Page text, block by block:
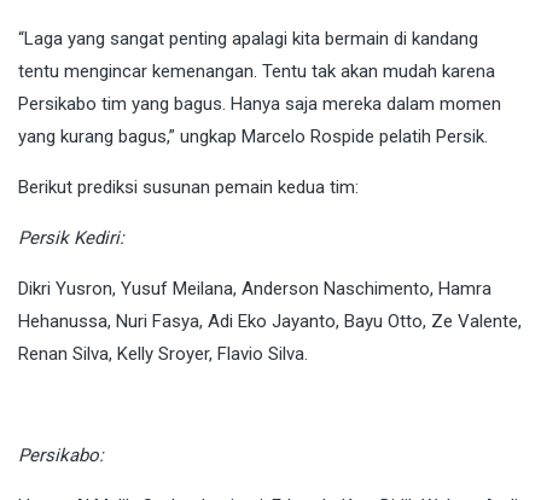
“Laga yang sangat penting apalagi kita bermain di kandang
tentu mengincar kemenangan. Tentu tak akan mudah karena
Persikabo tim yang bagus. Hanya saja mereka dalam momen
yang kurang bagus,” ungkap Marcelo Rospide pelatih Persik.
Berikut prediksi susunan pemain kedua tim:
Persik Kediri:
Dikri Yusron, Yusuf Meilana, Anderson Naschimento, Hamra
Hehanussa, Nuri Fasya, Adi Eko Jayanto, Bayu Otto, Ze Valente,
Renan Silva, Kelly Sroyer, Flavio Silva.
Persikabo: